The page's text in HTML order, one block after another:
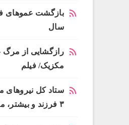
سال
رازگشایی از مرگ
مکزیک/ فیلم
ستاد کل نیروهای
۳ فرزند و بیشتر، معاف می‌شوند